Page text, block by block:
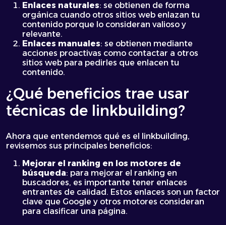
Enlaces naturales: se obtienen de forma
orgánica cuando otros sitios web enlazan tu
contenido porque lo consideran valioso y
relevante.
Enlaces manuales: se obtienen mediante
acciones proactivas como contactar a otros
sitios web para pedirles que enlacen tu
contenido.
¿Qué beneficios trae usar
técnicas de linkbuilding?
Ahora que entendemos qué es el linkbuilding,
revisemos sus principales beneficios:
Mejorar el ranking en los motores de
búsqueda: para mejorar el ranking en
buscadores, es importante tener enlaces
entrantes de calidad. Estos enlaces son un factor
clave que Google y otros motores consideran
para clasificar una página.